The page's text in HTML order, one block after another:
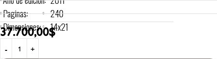
Paginas:
Dimensiones:
240
14x21
37.700,00$